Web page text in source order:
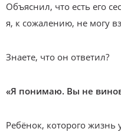
Объяснил, что есть его
я, к сожалению, не могу
Знаете, что он ответил?
«Я понимаю. Вы не
Ребёнок, которого